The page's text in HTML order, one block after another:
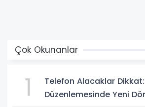
Çok Okunanlar
1
Telefon Alacaklar
Düzenlemesinde Yeni